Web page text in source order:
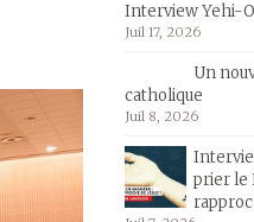
Interview Yehi-
Juil 17, 2026
Un
catholique
Juil 8, 2026
prier le